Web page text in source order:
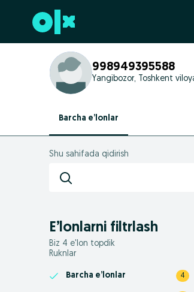
Futerga oʻtish
998949395588
Yangibozor, Toshkent
Barcha e’lonlar
Shu sahifada qidirish
E’lonlarni filtrlash
Biz 4 e'lon topdik
Ruknlar
Barcha e’lonlar 4